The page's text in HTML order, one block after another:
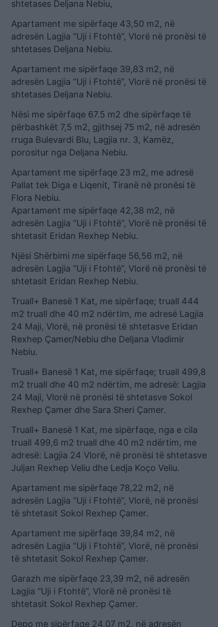
shtetases Deljana Nebiu,
Apartament me sipërfaqe 43,50 m2, në
adresën Lagjia “Uji i Ftohtë”, Vlorë në pronësi të
shtetases Deljana Nebiu.
Apartament me sipërfaqe 39,83 m2, në
adresën Lagjia “Uji i Ftohtë”, Vlorë në pronësi të
shtetases Deljana Nebiu.
Nësi me sipërfaqe 67.5 m2 dhe sipërfaqe të
përbashkët 7,5 m2, gjithsej 75 m2, në adresën
rruga Bulevardi Blu, Lagjia nr. 3, Kamëz,
porositur nga Deljana Nebiu.
Apartament me sipërfaqe 23 m2, me adresë
Pallat tek Diga e Liqenit, Tiranë në pronësi të
Flora Nebiu.
Apartament me sipërfaqe 42,38 m2, në
adresën Lagjia “Uji i Ftohtë”, Vlorë në pronësi të
shtetasit Eridan Rexhep Nebiu.
Njësi Shërbimi me sipërfaqe 56,56 m2, në
adresën Lagjia “Uji i Ftohtë”, Vlorë në pronësi të
shtetasit Eridan Rexhep Nebiu.
Truall+ Banesë 1 Kat, me sipërfaqe; truall 444
m2 truall dhe 40 m2 ndërtim, me adresë Lagjia
24 Maji, Vlorë, në pronësi të shtetasve Eridan
Rexhep Çamer/Nebiu dhe Deljana Vladimir
Nebiu.
Truall+ Banesë 1 Kat, me sipërfaqe; truall 499,8
m2 truall dhe 40 m2 ndërtim, me adresë: Lagjia
24 Maji, Vlorë në pronësi të shtetasve Sokol
Rexhep Çamer dhe Sara Sheri Çamer.
Truall+ Banesë 1 Kat, me sipërfaqe, nga e cila
truall 499,6 m2 truall dhe 40 m2 ndërtim, me
adresë: Lagjia 24 Vlorë, në pronësi të shtetasve
Juljan Rexhep Veliu dhe Ledja Koço Veliu.
Apartament me sipërfaqe 78,22 m2, në
adresën Lagjia “Uji i Ftohtë”, Vlorë, në pronësi
të shtetasit Sokol Rexhep Çamer.
Apartament me sipërfaqe 39,84 m2, në
adresën Lagjia “Uji i Ftohtë”, Vlorë, në pronësi
të shtetasit Sokol Rexhep Çamer.
Garazh me sipërfaqe 23,39 m2, në adresën
Lagjia “Uji i Ftohtë”, Vlorë në pronësi të
shtetasit Sokol Rexhep Çamer.
Depo me sipërfaqe 24,07 m2, në adresën